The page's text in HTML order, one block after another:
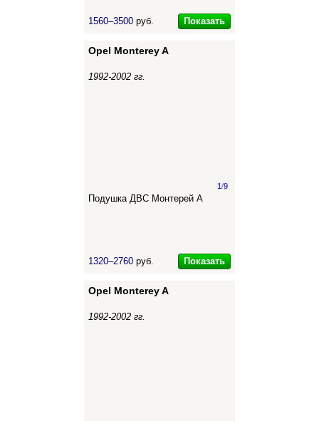
1560–3500 руб. Показать
Opel Monterey A
1992-2002 гг.
1/9
Подушка ДВС Монтерей А
1320–2760 руб. Показать
Opel Monterey A
1992-2002 гг.